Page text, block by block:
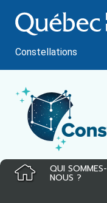
au
contenu
Constellations
QUI SOMMES-
NOUS ?